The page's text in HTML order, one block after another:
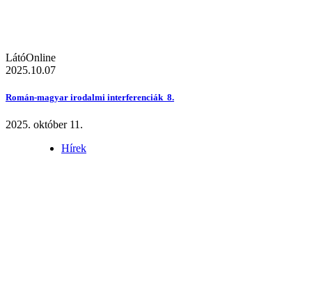
LátóOnline
2025.10.07
Román-magyar irodalmi interferenciák 8.
2025. október 11.
Hírek